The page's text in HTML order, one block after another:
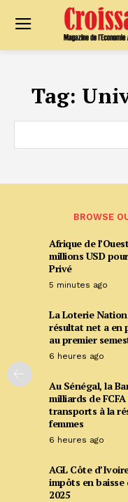
Tag:
BROWSE
Afrique de
millions USD
Privé
5 minutes ago
La Loterie
résultat net a en
au premier
6 heures ago
Au Sénégal, la
milliards de
transports à la
femmes
6 heures ago
AGL Côte
impôts en baisse
2025